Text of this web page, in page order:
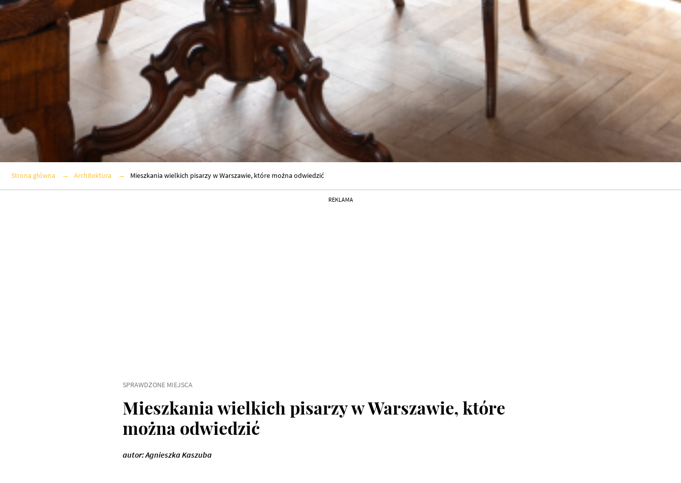
Strona główna Architektura Mieszkania wielkich pisarzy w Warszawie, które można odwiedzić
REKLAMA
SPRAWDZONE MIEJSCA
Mieszkania wielkich pisarzy w Warszawie, które
można odwiedzić
autor: Agnieszka Kaszuba